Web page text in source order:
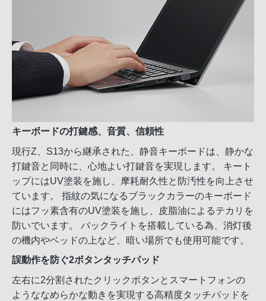
キーボードの打鍵感、音質、信頼性
現行Z、S13から継承された、静音キーボードは、静かな
打鍵音と同時に、心地よい打鍵音を実現します。 キート
ップにはUV塗装を施し、摩耗耐久性と防汚性を向上させ
ています。 指紋の気になるブラックカラーのキーボード
にはフッ素含有のUV塗装を施し、皮脂油によるテカリを
防いでいます。 バックライトを搭載している為、消灯後
の機内やベッドの上など、暗い場所でも使用可能です。
誤動作を防ぐ2ボタンタッチパッド
左右に2分割されたクリックボタンとスマートフォンの
ようななめらかな動きを実現する高精度タッチパッドを